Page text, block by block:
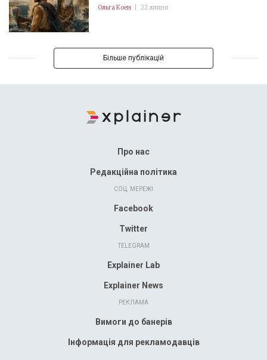
Ольга Коен 22 липня
Більше публікацій
Про нас
Редакційна політика
СОЦ. МЕРЕЖІ
Facebook
Twitter
TELEGRAM
Explainer Lab
Explainer News
РЕКЛАМА
Вимоги до банерів
Інформація для рекламодавців